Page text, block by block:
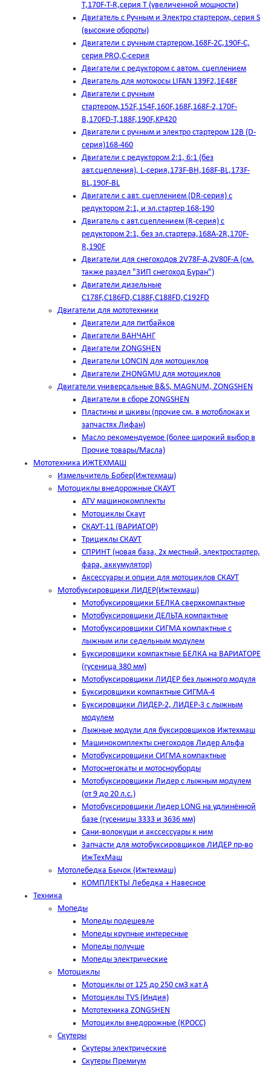
T,170F-T-R,серия Т (увеличенной мощности)
Двигатель с Ручным и Электро стартером, серия S
(высокие обороты)
Двигатели с ручным стартером,168F-2C,190F-C,
серия PRO,C-серия
Двигатели с редуктором с автом. сцеплением
Двигатель для мотокосы LIFAN 139F2,1E48F
Двигатели с ручным
стартером,152F,154F,160F,168F,168F-2,170F-
B,170FD-T,188F,190F,KP420
Двигатели с ручным и электро стартером 12В (D-
серия)168-460
Двигатели с редуктором 2:1, 6:1 (без
авт.сцепления), L-серия,173F-BH,168F-BL,173F-
BL,190F-BL
Двигатели с авт. сцеплением (DR-серия) с
редуктором 2:1, и эл.стартер 168-190
Двигатель с авт.сцеплением (R-серия) с
редуктором 2:1, без эл.стартера,168А-2R,170F-
R,190F
Двигатели для снегоходов 2V78F-A,2V80F-A (см.
также раздел "ЗИП снегоход Буран")
Двигатели дизельные
C178F,С186FD,C188F,C188FD,C192FD
Двигатели для мототехники
Двигатели для питбайков
Двигатели ВАНЧАНГ
Двигатели ZONGSHEN
Двигатели LONCIN для мотоциклов
Двигатели ZHONGMU для мотоциклов
Двигатели универсальные B&S, MAGNUM, ZONGSHEN
Двигатели в сборе ZONGSHEN
Пластины и шкивы (прочие см. в мотоблоках и
запчастях Лифан)
Масло рекомендуемое (более широкий выбор в
Прочие товары/Масла)
Мототехника ИЖТЕХМАШ
Измельчитель Бобер(Ижтехмаш)
Мотоциклы внедорожные СКАУТ
ATV машинокомплекты
Мотоциклы Скаут
СКАУТ-11 (ВАРИАТОР)
Трициклы СКАУТ
СПРИНТ (новая база, 2х местный, электростартер,
фара, аккумулятор)
Аксессуары и опции для мотоциклов СКАУТ
Мотобуксировщики ЛИДЕР(Ижтехмаш)
Мотобуксировщики БЕЛКА сверхкомпактные
Мотобуксировщики ДЕЛЬТА компактные
Мотобуксировщики СИГМА компактные с
лыжным или седельным модулем
Буксировщики компактные БЕЛКА на ВАРИАТОРЕ
(гусеница 380 мм)
Мотобуксировщики ЛИДЕР без лыжного модуля
Буксировщики компактные СИГМА-4
Буксировщики ЛИДЕР-2, ЛИДЕР-3 c лыжным
модулем
Лыжные модули для буксировщиков Ижтехмаш
Машинокомплекты снегоходов Лидер Альфа
Мотобуксировщики СИГМА компактные
Мотоснегокаты и мотосноуборды
Мотобуксировщики Лидер с лыжным модулем
(от 9 до 20 л.с.)
Мотобуксировщики Лидер LONG на удлинённой
базе (гусеницы 3333 и 3636 мм)
Сани-волокуши и акссессуары к ним
Запчасти для мотобуксировщиков ЛИДЕР пр-во
ИжТехМаш
Мотолебедка Бычок (Ижтехмаш)
КОМПЛЕКТЫ Лебедка + Навесное
Техника
Мопеды
Мопеды подешевле
Мопеды крупные интересные
Мопеды получше
Мопеды электрические
Мотоциклы
Мотоциклы от 125 до 250 см3 кат А
Мотоциклы TVS (Индия)
Мототехника ZONGSHEN
Мотоциклы внедорожные (КРОСС)
Скутеры
Скутеры электрические
Скутеры Премиум